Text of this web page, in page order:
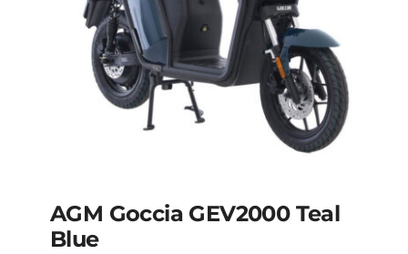
AGM Goccia GEV2000 Teal
Blue